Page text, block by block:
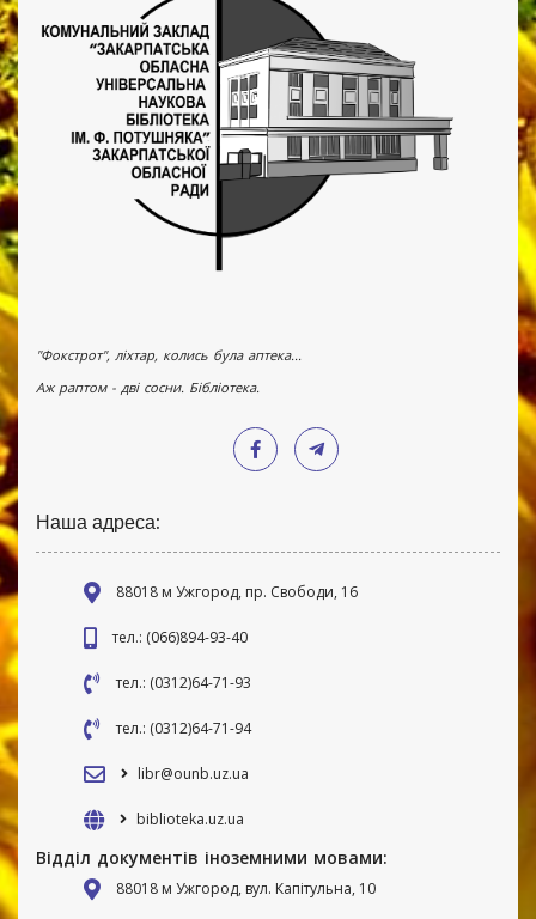
"Фокстрот", ліхтар, колись була аптека...
Аж раптом - дві сосни. Бібліотека.
Наша адреса:
88018 м Ужгород, пр. Свободи, 16
тел.: (066)894-93-40
тел.: (0312)64-71-93
тел.: (0312)64-71-94
libr@ounb.uz.ua
biblioteka.uz.ua
Відділ документів іноземними мовами:
88018 м Ужгород, вул. Капітульна, 10